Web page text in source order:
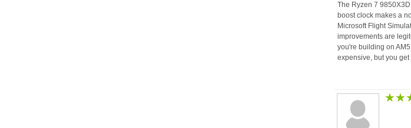
The Ryzen 7
boost clock makes a
Microsoft Flight
improvements are
you're building on
expensive, but you